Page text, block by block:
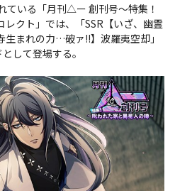
ている「月刊△ー 創刊号～特集！
クト」では、「SSR【いざ、幽霊
生まれの力…破ァ!!】波羅夷空却」
して登場する。